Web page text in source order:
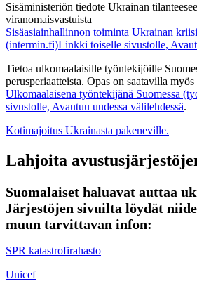
Sisäministeriön tiedote Ukrainan
viranomaisvastuista
Sisäasiainhallinnon toiminta Ukrainan
(intermin.fi)Linkki toiselle sivustolle,
Tietoa ulkomaalaisille työntekijöille
perusperiaatteista. Opas on saatavilla
Ulkomaalaisena työntekijänä Suomessa
sivustolle, Avautuu uudessa välilehdessä.
Kotimajoitus Ukrainasta pakeneville.
Lahjoita
Suomalaiset haluavat auttaa
Järjestöjen sivuilta löydät
muun tarvittavan infon:
SPR katastrofirahasto
Unicef